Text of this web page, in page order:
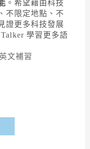
。希望藉由科技
不限定地點、不
證更多科技發展
學習更多語
文補習